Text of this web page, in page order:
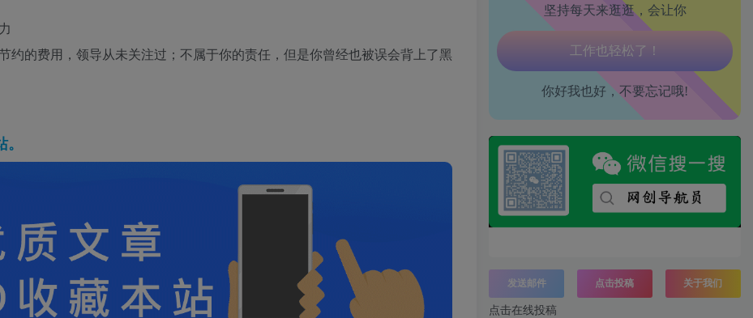
的费用，领导从未关注过；不属于你的责任，但是你曾经也被误会背上了黑
坚持每天来逛逛，会让你
腿也不痛了！
腰也不酸了！
工作也轻松了！
你好我也好，不要忘记哦!
发送邮件 点击投稿 关于我们
点击在线投稿